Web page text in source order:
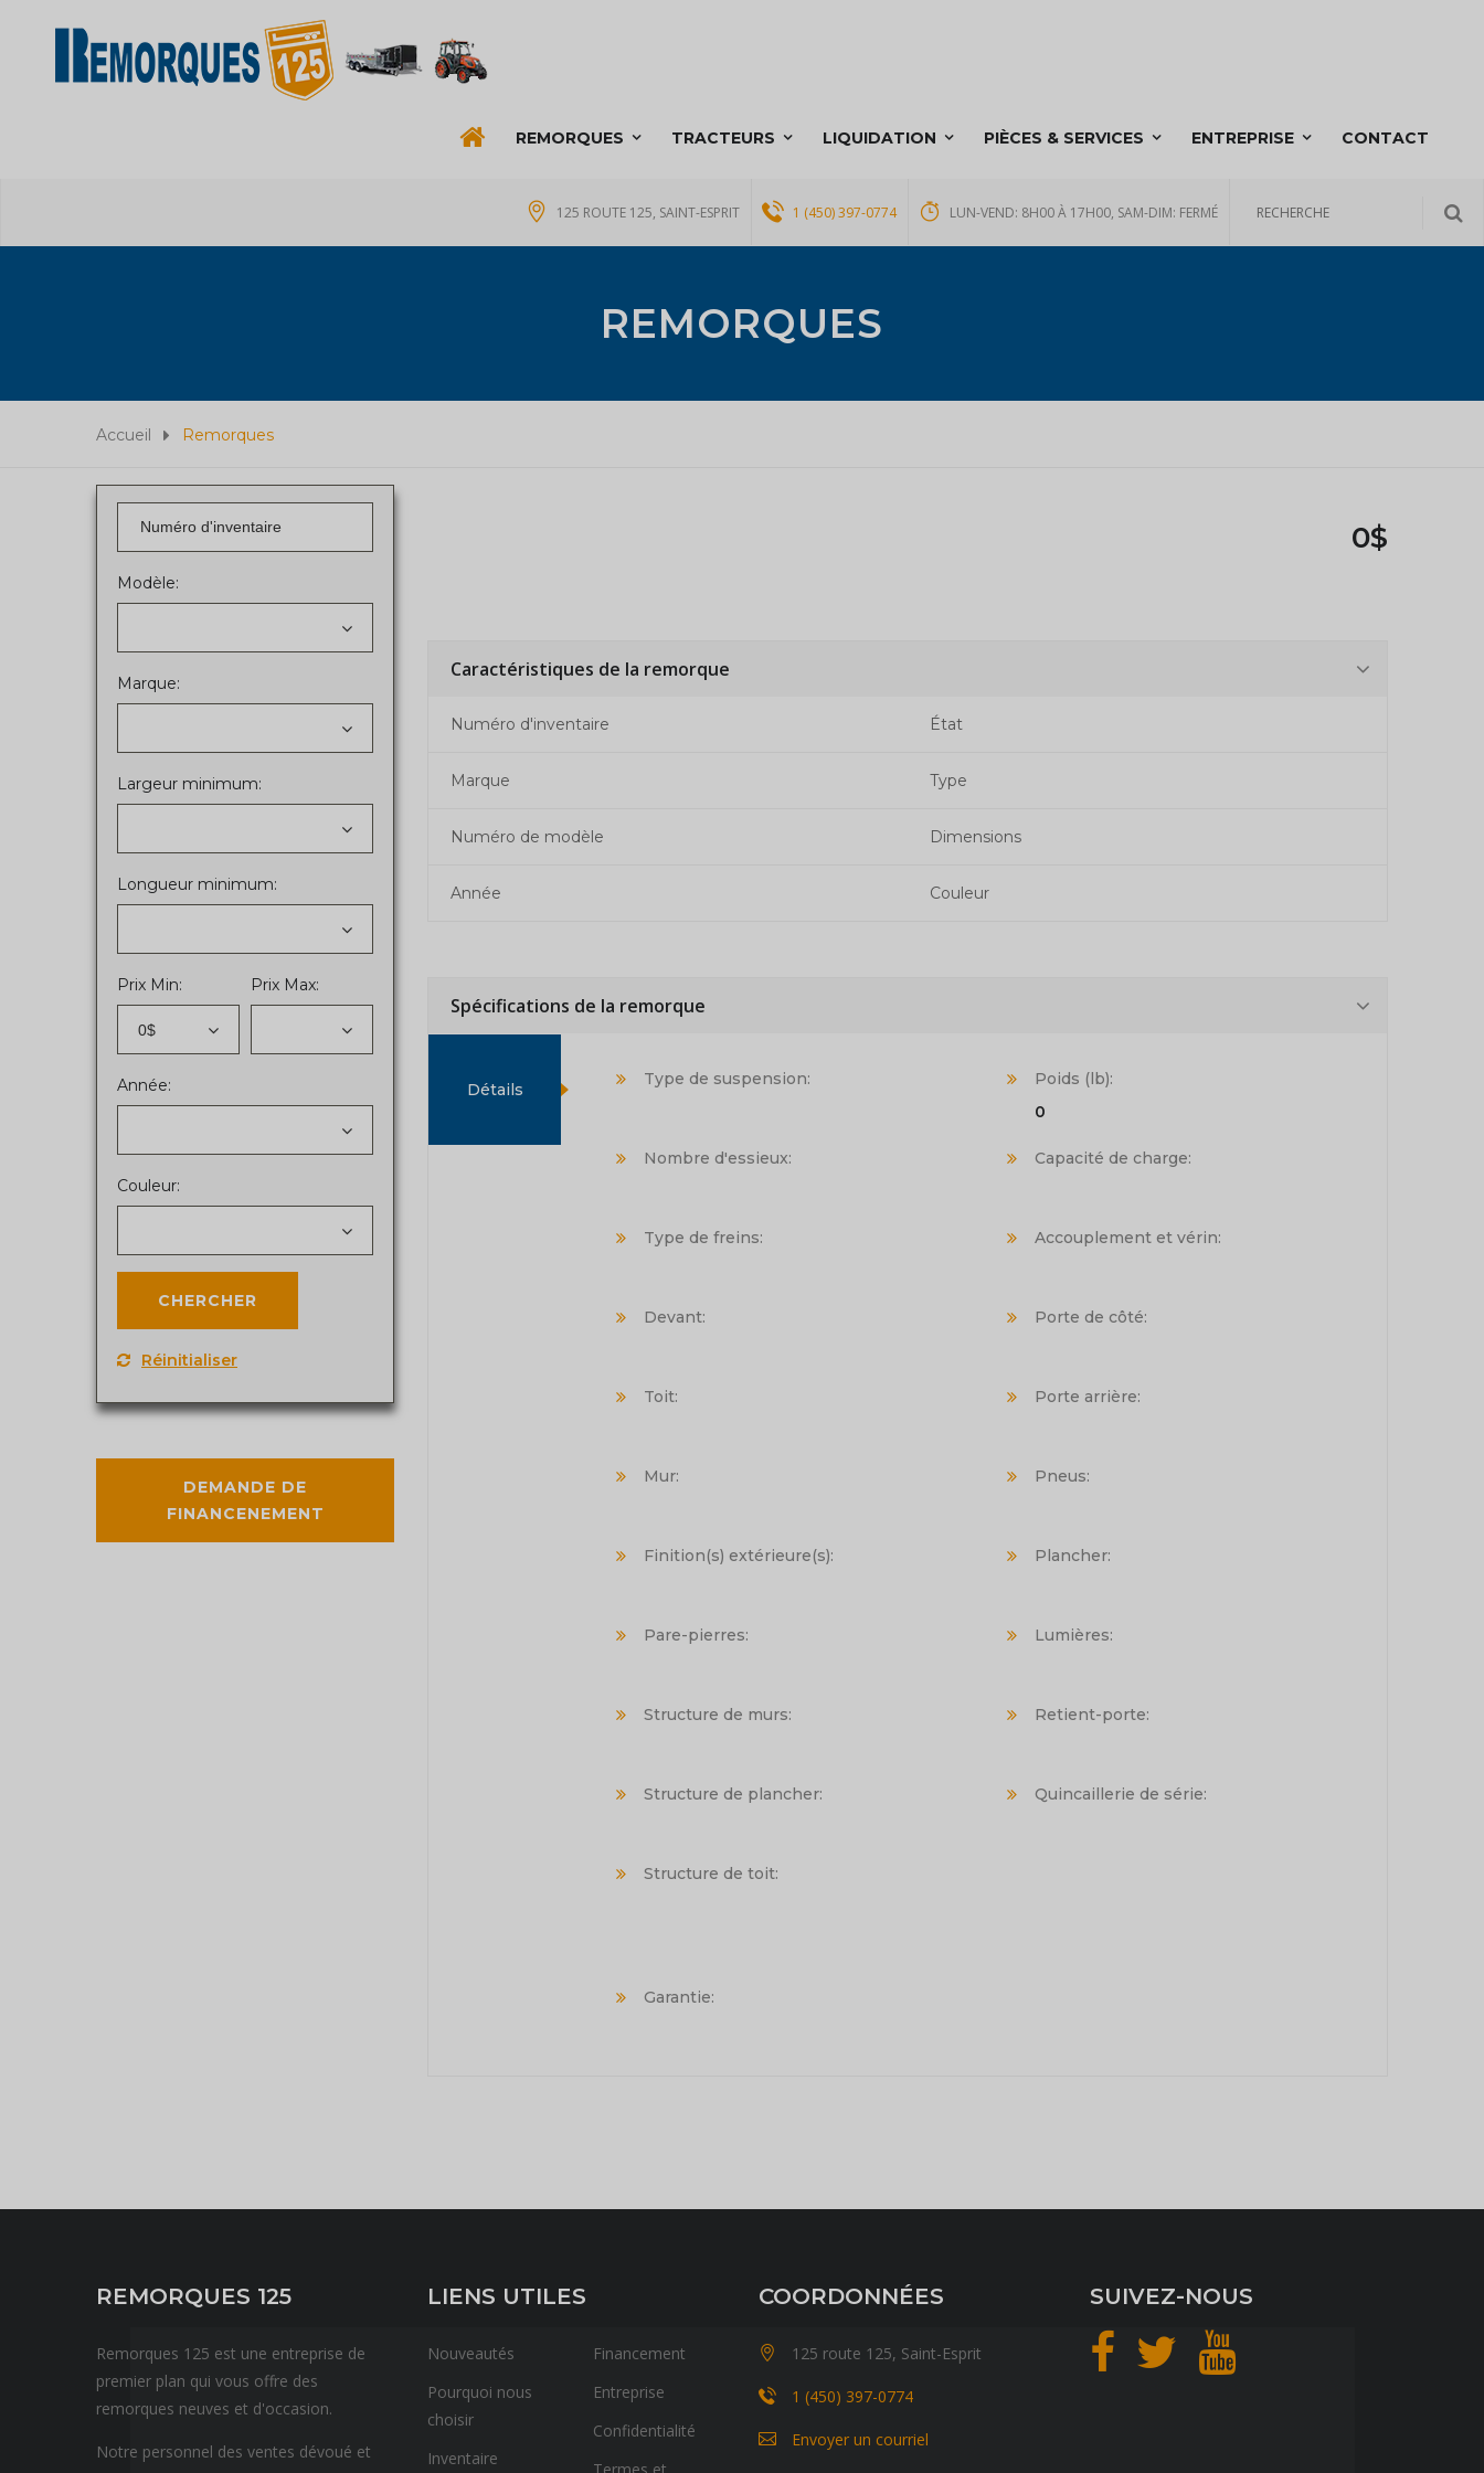
REMORQUES TRACTEURS LIQUIDATION PIÈCES & SERVICES ENTREPRISE CONTACT
125 ROUTE 125, SAINT-ESPRIT 1 (450) 397-0774 LUN-VEND: 8H00 À 17H00, SAM-DIM: FERMÉ
REMORQUES
Accueil Remorques
Modèle:
Marque:
Largeur minimum:
Longueur minimum:
Prix Min:
0$
Prix Max:
Année:
Couleur:
Réinitialiser
DEMANDE DE
FINANCENEMENT
0$
Caractéristiques de la remorque
Numéro d'inventaire
Marque
Numéro de modèle
Année
État
Type
Dimensions
Couleur
Spécifications de la remorque
Détails
Type de suspension:
Nombre d'essieux:
Type de freins:
Devant:
Toit:
Mur:
Finition(s) extérieure(s):
Pare-pierres:
Structure de murs:
Structure de plancher:
Structure de toit:
Poids (lb):
0
Capacité de charge:
Accouplement et vérin:
Porte de côté:
Porte arrière:
Pneus:
Plancher:
Lumières:
Retient-porte:
Quincaillerie de série:
Garantie:
REMORQUES 125
Remorques 125 est une entreprise de
premier plan qui vous offre des
remorques neuves et d'occasion.
Notre personnel des ventes dévoué et
LIENS UTILES
Nouveautés
Pourquoi nous
choisir
Inventaire
Financement
Entreprise
Confidentialité
Termes et
COORDONNÉES
125 route 125, Saint-Esprit
1 (450) 397-0774
Envoyer un courriel
SUIVEZ-NOUS